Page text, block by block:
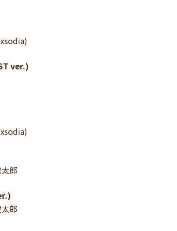
ver.)
郎
郎